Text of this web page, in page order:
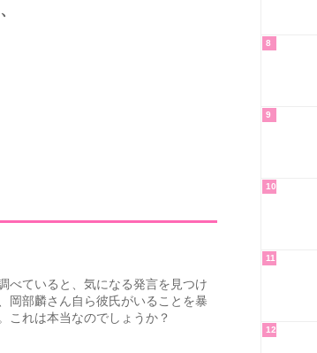
べていると、気になる発言を見つけ
岡部麟さん自ら彼氏がいることを暴
これは本当なのでしょうか？
5
6
7
8
9